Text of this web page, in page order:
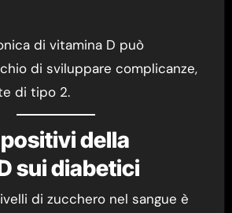
di vitamina D può
di sviluppare complicanze,
di tipo 2.
della
sui diabetici
di zucchero nel sangue è